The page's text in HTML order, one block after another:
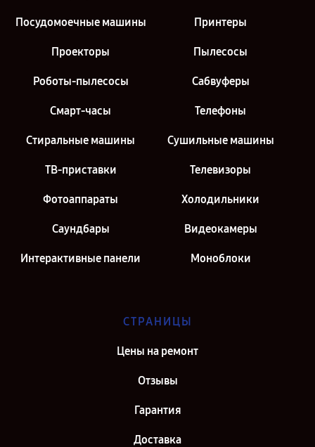
Посудомоечные машины Принтеры
Проекторы Пылесосы
Роботы-пылесосы Сабвуферы
Смарт-часы Телефоны
Стиральные машины Сушильные машины
ТВ-приставки Телевизоры
Фотоаппараты Холодильники
Саундбары Видеокамеры
Интерактивные панели Моноблоки
СТРАНИЦЫ
Цены на ремонт
Отзывы
Гарантия
Доставка